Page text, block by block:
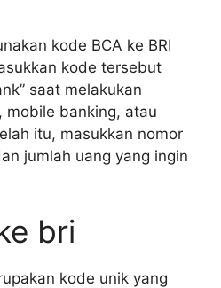
kode BCA ke BRI
kode tersebut
saat melakukan
mobile banking, atau
itu, masukkan nomor
jumlah uang yang ingin
bri
kode unik yang